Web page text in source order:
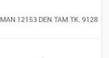
MAN 12153 DEN.TAM.TK. 9128